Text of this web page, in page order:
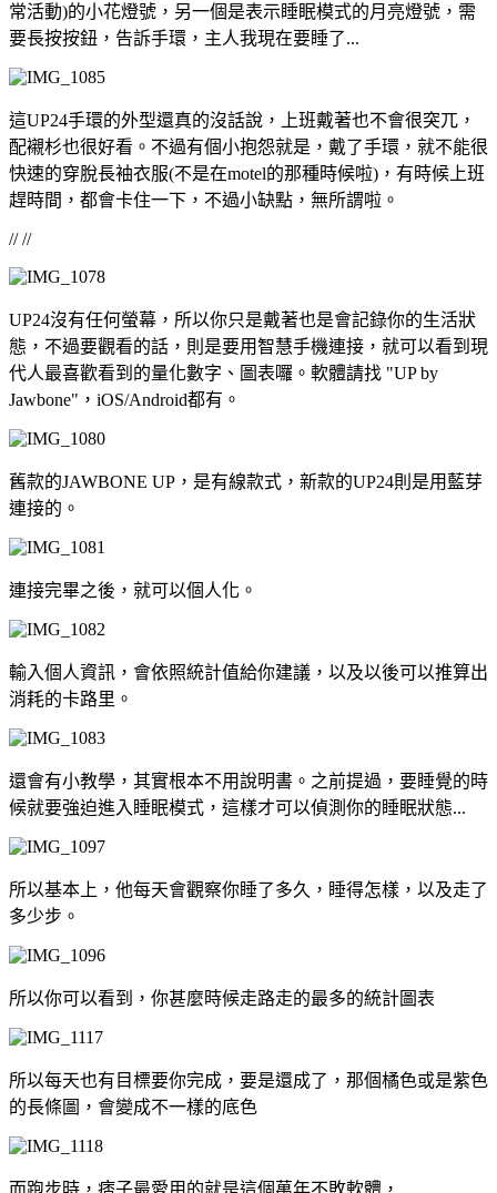
常活動)的小花燈號，另一個是表示睡眠模式的月亮燈號，需
要長按按鈕，告訴手環，主人我現在要睡了...
這UP24手環的外型還真的沒話說，上班戴著也不會很突兀，
配襯杉也很好看。不過有個小抱怨就是，戴了手環，就不能很
快速的穿脫長袖衣服(不是在motel的那種時候啦)，有時候上班
趕時間，都會卡住一下，不過小缺點，無所謂啦。
// //
UP24沒有任何螢幕，所以你只是戴著也是會記錄你的生活狀
態，不過要觀看的話，則是要用智慧手機連接，就可以看到現
代人最喜歡看到的量化數字、圖表囉。軟體請找 "UP by
Jawbone"，iOS/Android都有。
舊款的JAWBONE UP，是有線款式，新款的UP24則是用藍芽
連接的。
連接完畢之後，就可以個人化。
輸入個人資訊，會依照統計值給你建議，以及以後可以推算出
消耗的卡路里。
還會有小教學，其實根本不用說明書。之前提過，要睡覺的時
候就要強迫進入睡眠模式，這樣才可以偵測你的睡眠狀態...
所以基本上，他每天會觀察你睡了多久，睡得怎樣，以及走了
多少步。
所以你可以看到，你甚麼時候走路走的最多的統計圖表
所以每天也有目標要你完成，要是還成了，那個橘色或是紫色
的長條圖，會變成不一樣的底色
而跑步時，痞子最愛用的就是這個萬年不敗軟體，